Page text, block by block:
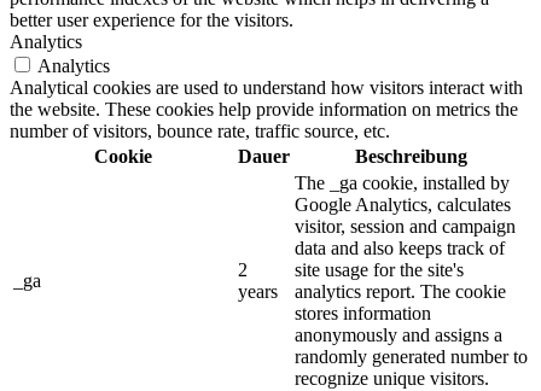
better user experience for the visitors.
Analytics
Analytics
Analytical cookies are used to understand how visitors interact with
the website. These cookies help provide information on metrics the
number of visitors, bounce rate, traffic source, etc.
Cookie
Dauer Beschreibung
_ga
2
years
The _ga cookie, installed by
Google Analytics, calculates
visitor, session and campaign
data and also keeps track of
site usage for the site's
analytics report. The cookie
stores information
anonymously and assigns a
randomly generated number to
recognize unique visitors.